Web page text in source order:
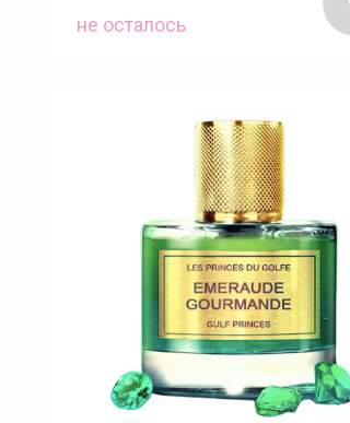
не осталось